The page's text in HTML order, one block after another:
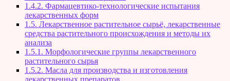
1.4.2. Фармацевтико-технологические испытания
лекарственных форм
1.5. Лекарственное растительное сырьё, лекарственные
средства растительного происхождения и методы их
анализа
1.5.1. Морфологические группы лекарственного
растительного сырья
1.5.2. Масла для производства и изготовления
лекарственных препаратов